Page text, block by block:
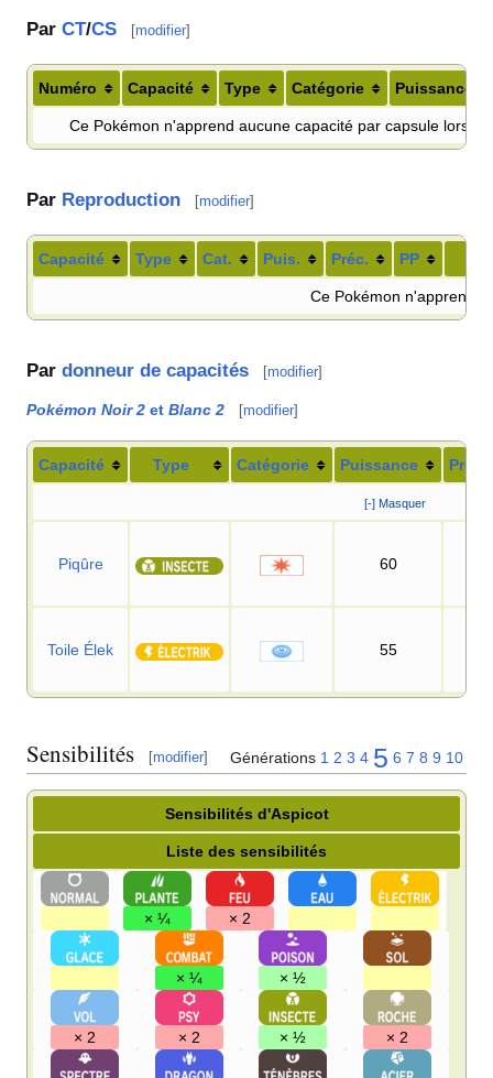
Par CT/CS [modifier]
Numéro Capacité Type Catégorie Puissance
Ce Pokémon n'apprend aucune capacité par capsule lors
Par Reproduction [modifier]
Capacité Type Cat. Puis. Préc. PP
Ce Pokémon n'apprend
Par donneur de capacités [modifier]
Pokémon Noir 2 et Blanc 2 [modifier]
Capacité Type Catégorie Puissance
[-] Masquer
Piqûre 60
Toile Élek 55
Sensibilités [modifier] Générations 1 2 3 4 5 6 7 8 9 10
Sensibilités d'Aspicot
Liste des sensibilités
× ¼ × 2
× ¼ × ½
× 2 × 2 × ½ × 2